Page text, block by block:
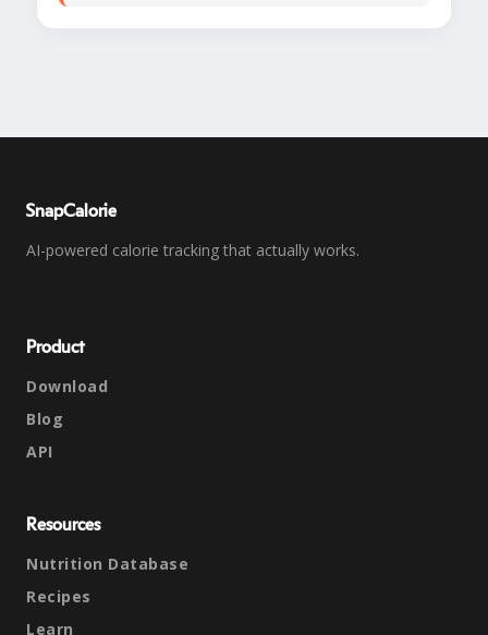
SnapCalorie
AI-powered calorie tracking that actually works.
Product
Download
Blog
API
Resources
Nutrition Database
Recipes
Learn